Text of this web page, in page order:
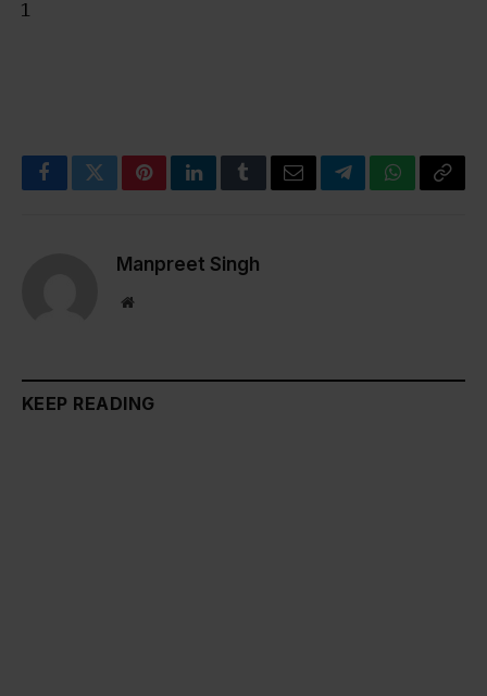
FacebookTwitterPinterestLinkedInTumblrEmailTelegramWhatsApp
Copy
Manpreet Singh
Website
KEEP READING